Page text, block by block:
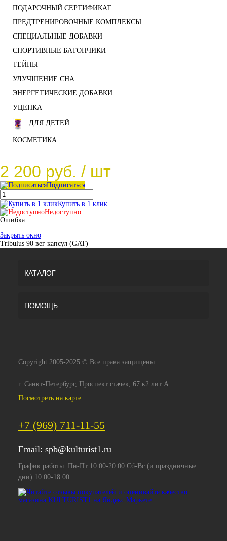
ПОДАРОЧНЫЙ СЕРТИФИКАТ
ПРЕДТРЕНИРОВОЧНЫЕ КОМПЛЕКСЫ
СПЕЦИАЛЬНЫЕ ДОБАВКИ
СПОРТИВНЫЕ БАТОНЧИКИ
ТЕЙПЫ
УЛУЧШЕНИЕ СНА
ЭНЕРГЕТИЧЕСКИЕ ДОБАВКИ
УЦЕНКА
ДЛЯ ДЕТЕЙ
КОСМЕТИКА
2 200 руб. / шт
Подписаться
Купить в 1 клик
Недоступно
Ошибка
Закрыть окно
Tribulus 90 вег капсул (GAT)
КАТАЛОГ
ПОМОЩЬ
Copyright 2005-2025 © Все права защищены.
г. Санкт-Петербург, Проспект стачек, 67 к2 лит А
Посмотреть на карте
+7 (969) 711-11-55
Email: spb@kulturist1.ru
График работы: Пн-Пт 10:00-20:00 Сб-Вс (и праздничные
дни) 10:00-18:00